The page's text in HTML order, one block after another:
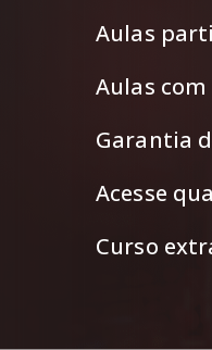
Aulas
Aulas
Garantia
Acesse
Curso